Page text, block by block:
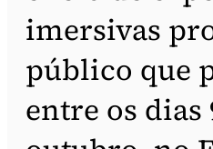
imersivas
público que
entre os dias